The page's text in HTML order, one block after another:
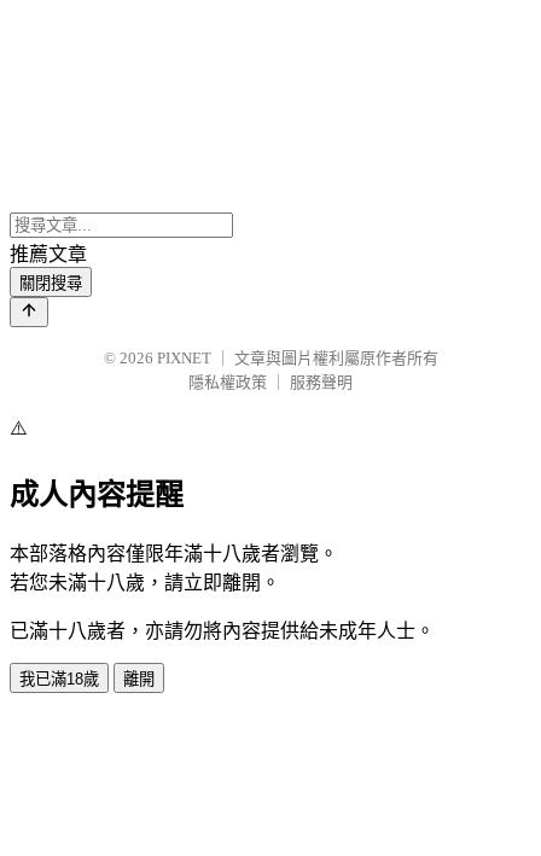
推薦文章
關閉搜尋
© 2026 PIXNET
文章與圖片權利屬原作者所有
隱私權政策
服務聲明
⚠️
成人內容提醒
本部落格內容僅限年滿十八歲者瀏覽。
若您未滿十八歲，請立即離開。
已滿十八歲者，亦請勿將內容提供給未成年人士。
我已滿18歲 離開